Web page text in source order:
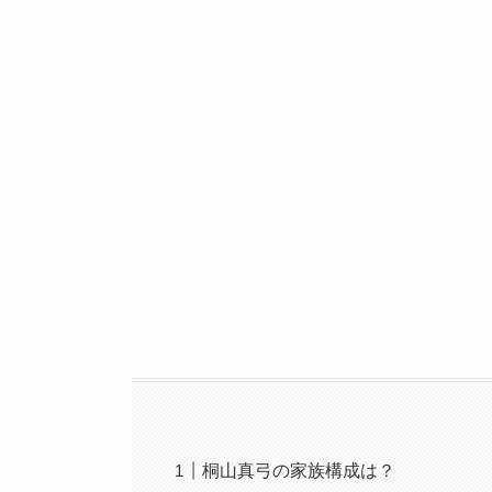
桐山真弓の家族構成は？